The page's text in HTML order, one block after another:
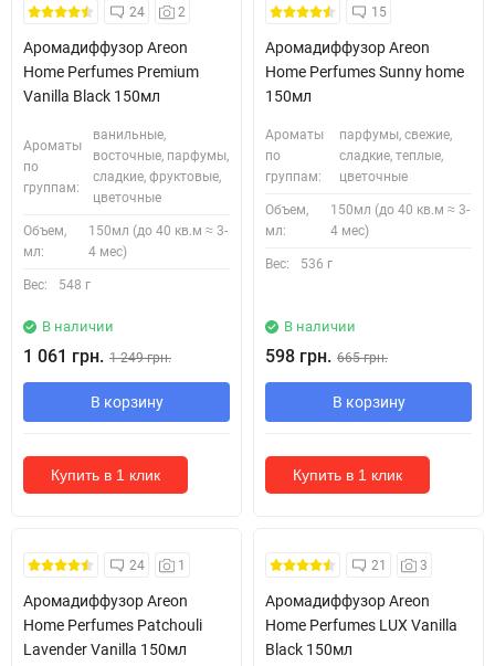
24 2
Аромадиффузор Areon
Home Perfumes Premium
Vanilla Black 150мл
Ароматы
по
группам:
ванильные,
восточные, парфумы,
сладкие, фруктовые,
цветочные
Объем,
мл:
150мл (до 40 кв.м ≈ 3-
4 мес)
Вес: 548 г
В наличии
1 061 грн. 1 249 грн.
В корзину
Купить в 1 клик
Безкоштовна Доставка
15
Аромадиффузор Areon
Home Perfumes Sunny home
150мл
Ароматы
по
группам:
парфумы, свежие,
сладкие, теплые,
цветочные
Объем,
мл:
150мл (до 40 кв.м ≈ 3-
4 мес)
Вес: 536 г
В наличии
598 грн. 665 грн.
В корзину
Купить в 1 клик
Безкоштовна Доставка
24 1
Аромадиффузор Areon
Home Perfumes Patchouli
Lavender Vanilla 150мл
21 3
Аромадиффузор Areon
Home Perfumes LUX Vanilla
Black 150мл